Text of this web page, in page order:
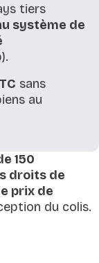
tiers
système de
sans
au
150
droits de
prix de
du colis.